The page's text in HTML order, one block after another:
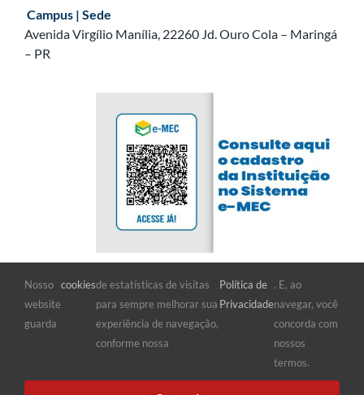
Campus | Sede
Avenida Virgílio Manília, 22260 Jd. Ouro Cola – Maringá
– PR
FIQUE POR DENTRO
Nosso
website
guarda
cookiesde estatísticas de visitas
para sempre melhorar sua
experiência de navegação,
conforme nossa
Política de
Privacidade
. E, ao
navegar, você
concorda com
nossos
termos.